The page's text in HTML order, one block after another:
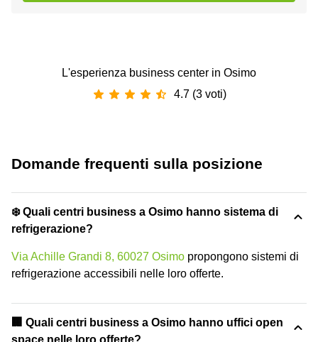
L'esperienza business center in Osimo
4.7 (3 voti)
Domande frequenti sulla posizione
❄️ Quali centri business a Osimo hanno sistema di
refrigerazione?
Via Achille Grandi 8, 60027 Osimo propongono sistemi di
refrigerazione accessibili nelle loro offerte.
‍🏢 Quali centri business a Osimo hanno uffici open
space nelle loro offerte?